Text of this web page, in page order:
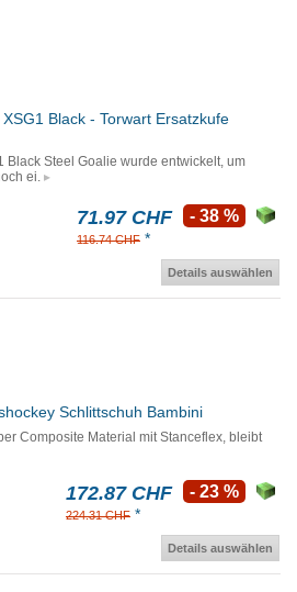
Black - Torwart Ersatzkufe
Black Steel Goalie wurde entwickelt, um
ei.
71.97 CHF
116.74 CHF *
- 38 %
Details auswählen
Schlittschuh Bambini
Composite Material mit Stanceflex, bleibt
172.87 CHF
224.31 CHF *
- 23 %
Details auswählen